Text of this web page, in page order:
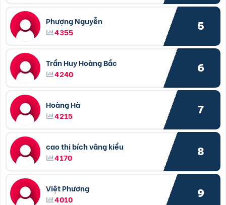
Phượng Nguyễn
4355
5
Trần Huy Hoàng Bắc
4240
6
Hoàng Hà
4215
7
cao thị bích vâng kiều
4170
8
Việt Phương
4010
9